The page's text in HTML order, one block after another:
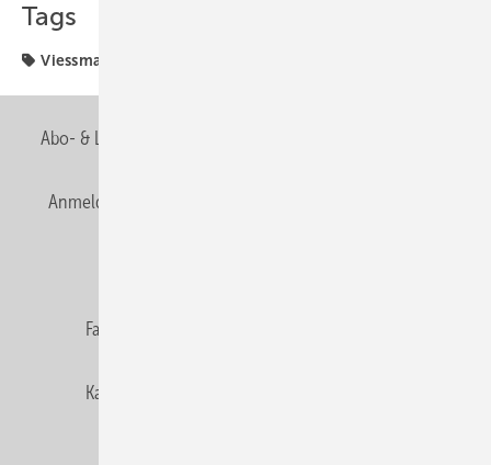
Tags
Viessmann
Abo- & Leserservice
Anmelden
Fachbeiträge
Karriere bei Gentner